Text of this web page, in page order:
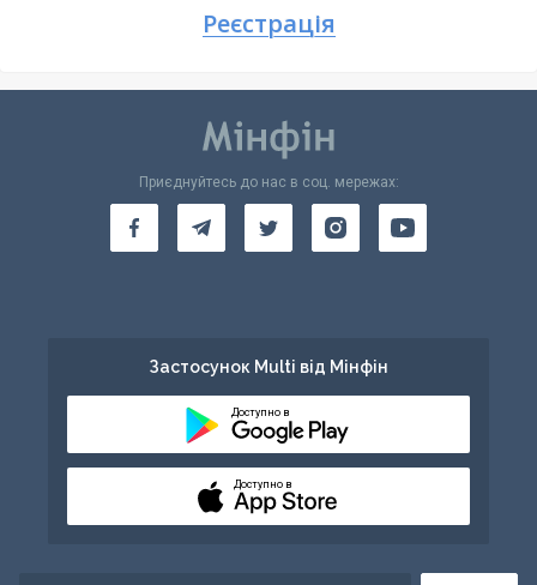
Реєстрація
Приєднуйтесь до нас в соц. мережах:
Застосунок Multi від Мінфін
Доступно в
Доступно в